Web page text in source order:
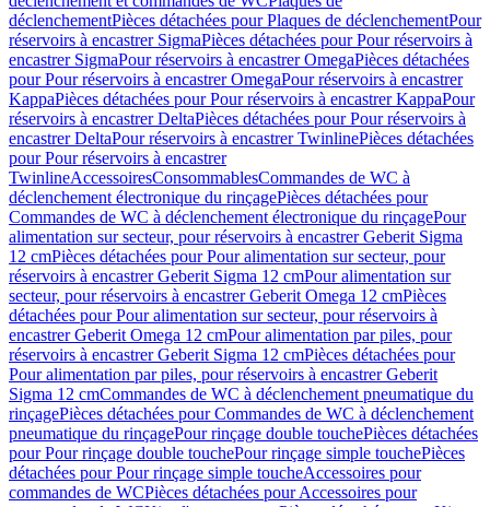
déclenchementPièces détachées pour Plaques de déclenchementPour
réservoirs à encastrer SigmaPièces détachées pour Pour réservoirs à
encastrer SigmaPour réservoirs à encastrer OmegaPièces détachées
pour Pour réservoirs à encastrer OmegaPour réservoirs à encastrer
KappaPièces détachées pour Pour réservoirs à encastrer KappaPour
réservoirs à encastrer DeltaPièces détachées pour Pour réservoirs à
encastrer DeltaPour réservoirs à encastrer TwinlinePièces détachées
pour Pour réservoirs à encastrer
TwinlineAccessoiresConsommablesCommandes de WC à
déclenchement électronique du rinçagePièces détachées pour
Commandes de WC à déclenchement électronique du rinçagePour
alimentation sur secteur, pour réservoirs à encastrer Geberit Sigma
12 cmPièces détachées pour Pour alimentation sur secteur, pour
réservoirs à encastrer Geberit Sigma 12 cmPour alimentation sur
secteur, pour réservoirs à encastrer Geberit Omega 12 cmPièces
détachées pour Pour alimentation sur secteur, pour réservoirs à
encastrer Geberit Omega 12 cmPour alimentation par piles, pour
réservoirs à encastrer Geberit Sigma 12 cmPièces détachées pour
Pour alimentation par piles, pour réservoirs à encastrer Geberit
Sigma 12 cmCommandes de WC à déclenchement pneumatique du
rinçagePièces détachées pour Commandes de WC à déclenchement
pneumatique du rinçagePour rinçage double touchePièces détachées
pour Pour rinçage double touchePour rinçage simple touchePièces
détachées pour Pour rinçage simple toucheAccessoires pour
commandes de WCPièces détachées pour Accessoires pour